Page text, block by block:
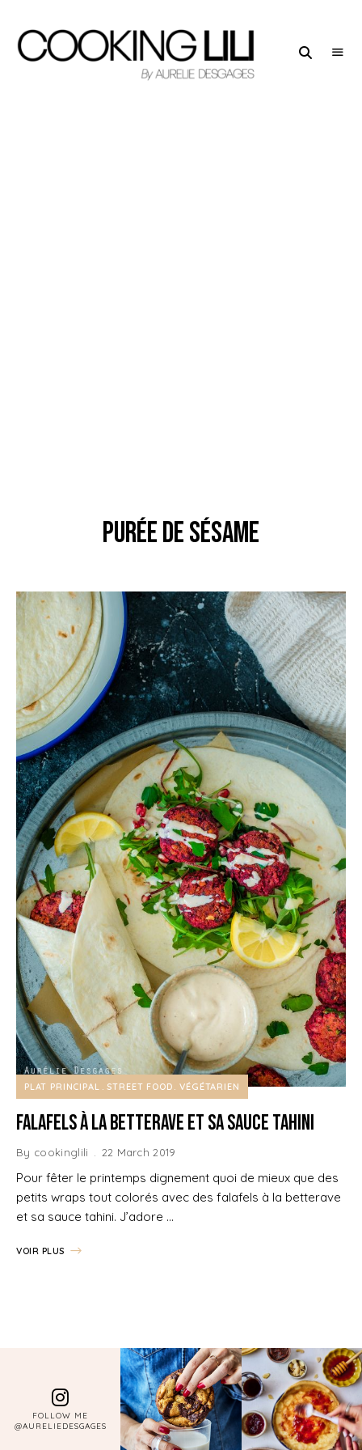
purée de sésame
PLAT PRINCIPAL STREET FOOD VÉGÉTARIEN
Falafels à la betterave et sa sauce tahini
By cookinglili 22 March 2019
Pour fêter le printemps dignement quoi de mieux que des
petits wraps tout colorés avec des falafels à la betterave
et sa sauce tahini. J’adore …
VOIR PLUS
FOLLOW ME
@AURELIEDESGAGES